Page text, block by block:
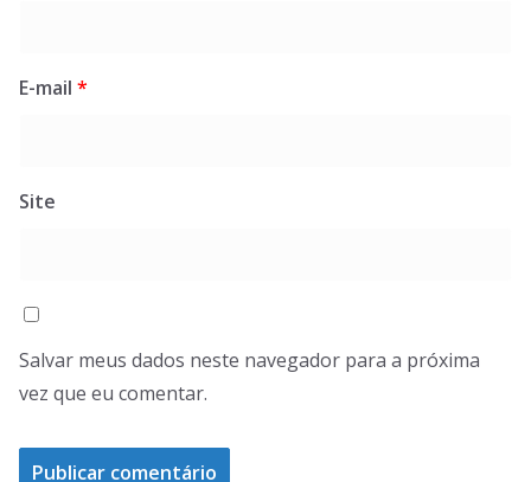
E-mail *
Site
Salvar meus dados neste navegador para a próxima
vez que eu comentar.